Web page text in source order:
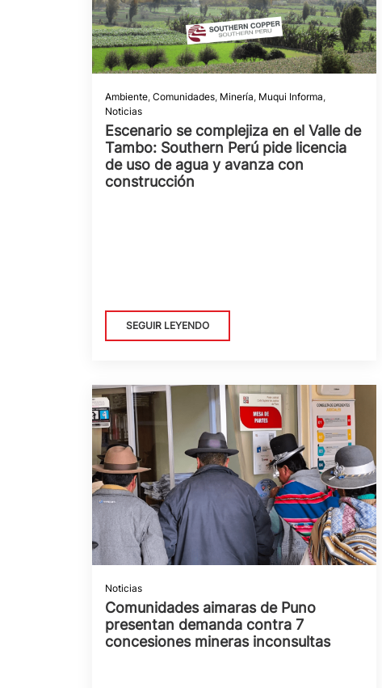
Ambiente, Comunidades, Minería, Muqui Informa,
Noticias
Escenario se complejiza en el Valle de
Tambo: Southern Perú pide licencia
de uso de agua y avanza con
construcción
SEGUIR LEYENDO
Noticias
Comunidades aimaras de Puno
presentan demanda contra 7
concesiones mineras inconsultas